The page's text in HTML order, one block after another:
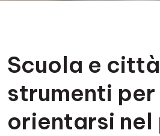
Contenuto
Scuola e
strumenti per
orientarsi nel